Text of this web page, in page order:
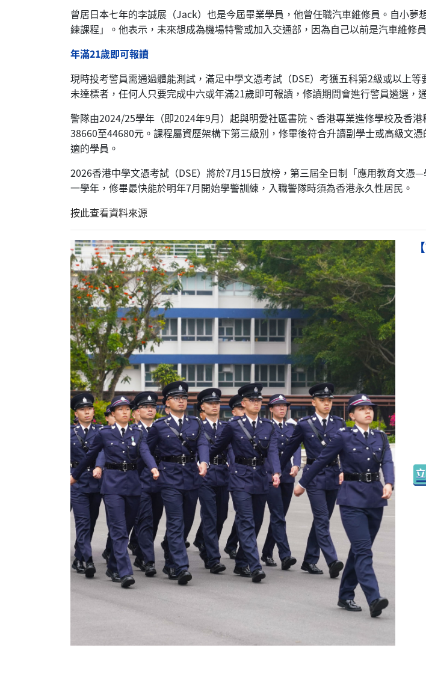
曾居日本七年的李誠展（Jack）也是今屆畢業學員，他曾任職汽車維修員。自小
練課程」。他表示，未來想成為機場特警或加入交通部，因為自己以前是汽車維修
年滿21歲即可報讀
現時投考警員需通過體能測試，滿足中學文憑考試（DSE）考獲五科第2級或以上
未達標者，任何人只要完成中六或年滿21歲即可報讀，修讀期間會進行警員遴選，
警隊由2024/25學年（即2024年9月）起與明愛社區書院、香港專業進修學校及香
38660至44680元。課程屬資歷架構下第三級別，修畢後符合升讀副學士或高級文
適的學員。
2026香港中學文憑考試（DSE）將於7月15日放榜，第三屆全日制「應用教育文
一學年，修畢最快能於明年7月開始學警訓練，入職警隊時須為香港永久性居民。
按此查看資料來源